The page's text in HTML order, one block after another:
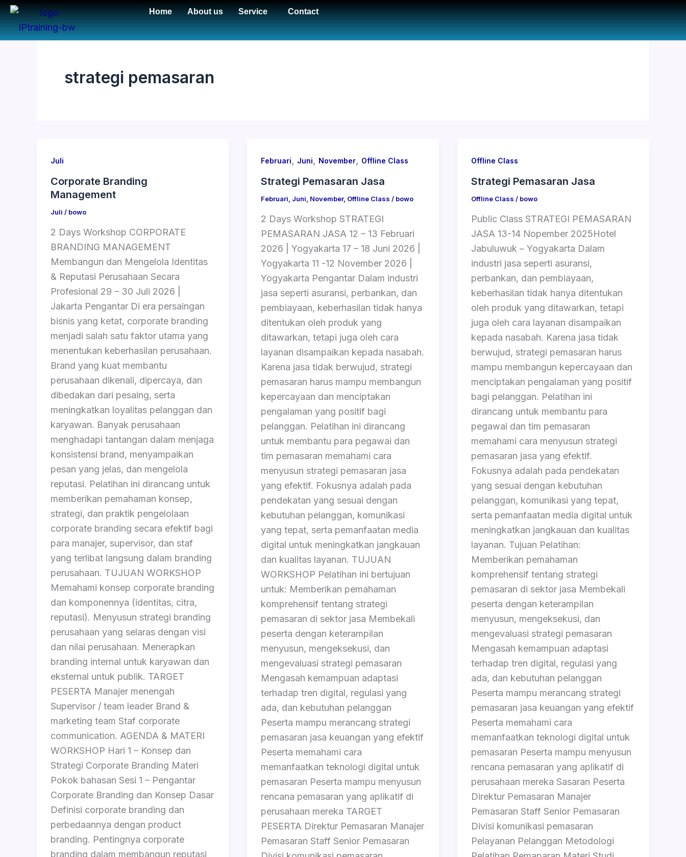
Skip
to
content
Home About us Service Contact
strategi pemasaran
Juli
Corporate Branding
Management
Juli / bowo
2 Days Workshop CORPORATE
BRANDING MANAGEMENT
Membangun dan Mengelola Identitas
& Reputasi Perusahaan Secara
Profesional 29 – 30 Juli 2026 |
Jakarta Pengantar Di era persaingan
bisnis yang ketat, corporate branding
menjadi salah satu faktor utama yang
menentukan keberhasilan perusahaan.
Brand yang kuat membantu
perusahaan dikenali, dipercaya, dan
dibedakan dari pesaing, serta
meningkatkan loyalitas pelanggan dan
karyawan. Banyak perusahaan
menghadapi tantangan dalam menjaga
konsistensi brand, menyampaikan
pesan yang jelas, dan mengelola
reputasi. Pelatihan ini dirancang untuk
memberikan pemahaman konsep,
strategi, dan praktik pengelolaan
corporate branding secara efektif bagi
para manajer, supervisor, dan staf
yang terlibat langsung dalam branding
perusahaan. TUJUAN WORKSHOP
Memahami konsep corporate branding
dan komponennya (identitas, citra,
reputasi). Menyusun strategi branding
perusahaan yang selaras dengan visi
dan nilai perusahaan. Menerapkan
branding internal untuk karyawan dan
eksternal untuk publik. TARGET
PESERTA Manajer menengah
Supervisor / team leader Brand &
marketing team Staf corporate
communication. AGENDA & MATERI
WORKSHOP Hari 1 – Konsep dan
Strategi Corporate Branding Materi
Pokok bahasan Sesi 1 – Pengantar
Corporate Branding dan Konsep Dasar
Definisi corporate branding dan
perbedaannya dengan product
branding. Pentingnya corporate
branding dalam membangun reputasi
Februari Juni November, Offline Class
Strategi Pemasaran Jasa
Februari, Juni, November, Offline Class / bowo
2 Days Workshop STRATEGI
PEMASARAN JASA 12 – 13 Februari
2026 | Yogyakarta 17 – 18 Juni 2026 |
Yogyakarta 11 -12 November 2026 |
Yogyakarta Pengantar Dalam industri
jasa seperti asuransi, perbankan, dan
pembiayaan, keberhasilan tidak hanya
ditentukan oleh produk yang
ditawarkan, tetapi juga oleh cara
layanan disampaikan kepada nasabah.
Karena jasa tidak berwujud, strategi
pemasaran harus mampu membangun
kepercayaan dan menciptakan
pengalaman yang positif bagi
pelanggan. Pelatihan ini dirancang
untuk membantu para pegawai dan
tim pemasaran memahami cara
menyusun strategi pemasaran jasa
yang efektif. Fokusnya adalah pada
pendekatan yang sesuai dengan
kebutuhan pelanggan, komunikasi
yang tepat, serta pemanfaatan media
digital untuk meningkatkan jangkauan
dan kualitas layanan. TUJUAN
WORKSHOP Pelatihan ini bertujuan
untuk: Memberikan pemahaman
komprehensif tentang strategi
pemasaran di sektor jasa Membekali
peserta dengan keterampilan
menyusun, mengeksekusi, dan
mengevaluasi strategi pemasaran
Mengasah kemampuan adaptasi
terhadap tren digital, regulasi yang
ada, dan kebutuhan pelanggan
Peserta mampu merancang strategi
pemasaran jasa keuangan yang efektif
Peserta memahami cara
memanfaatkan teknologi digital untuk
pemasaran Peserta mampu menyusun
rencana pemasaran yang aplikatif di
perusahaan mereka TARGET
PESERTA Direktur Pemasaran Manajer
Pemasaran Staff Senior Pemasaran
Offline Class
Strategi Pemasaran Jasa
Offline Class / bowo
Public Class STRATEGI PEMASARAN
JASA 13-14 Nopember 2025Hotel
Jabuluwuk – Yogyakarta Dalam
industri jasa seperti asuransi,
perbankan, dan pembiayaan,
keberhasilan tidak hanya ditentukan
oleh produk yang ditawarkan, tetapi
juga oleh cara layanan disampaikan
kepada nasabah. Karena jasa tidak
berwujud, strategi pemasaran harus
mampu membangun kepercayaan dan
menciptakan pengalaman yang positif
bagi pelanggan. Pelatihan ini
dirancang untuk membantu para
pegawai dan tim pemasaran
memahami cara menyusun strategi
pemasaran jasa yang efektif.
Fokusnya adalah pada pendekatan
yang sesuai dengan kebutuhan
pelanggan, komunikasi yang tepat,
serta pemanfaatan media digital untuk
meningkatkan jangkauan dan kualitas
layanan. Tujuan Pelatihan:
Memberikan pemahaman
komprehensif tentang strategi
pemasaran di sektor jasa Membekali
peserta dengan keterampilan
menyusun, mengeksekusi, dan
mengevaluasi strategi pemasaran
Mengasah kemampuan adaptasi
terhadap tren digital, regulasi yang
ada, dan kebutuhan pelanggan
Peserta mampu merancang strategi
pemasaran jasa keuangan yang efektif
Peserta memahami cara
memanfaatkan teknologi digital untuk
pemasaran Peserta mampu menyusun
rencana pemasaran yang aplikatif di
perusahaan mereka Sasaran Peserta
Direktur Pemasaran ⁠Manajer
Pemasaran ⁠Staff Senior Pemasaran
⁠Divisi komunikasi pemasaran
⁠Pelayanan Pelanggan Metodologi